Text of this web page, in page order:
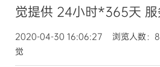
觉提供 24小时*365天 服
2020-04-30 16:06:27 浏览人数：
觉